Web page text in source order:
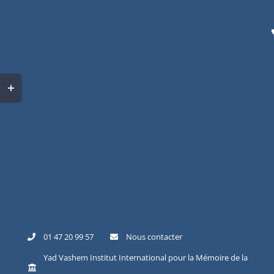
01 47 20 99 57
Nous contacter
Yad Vashem Institut International pour la Mémoire de la
Toggle
Sliding